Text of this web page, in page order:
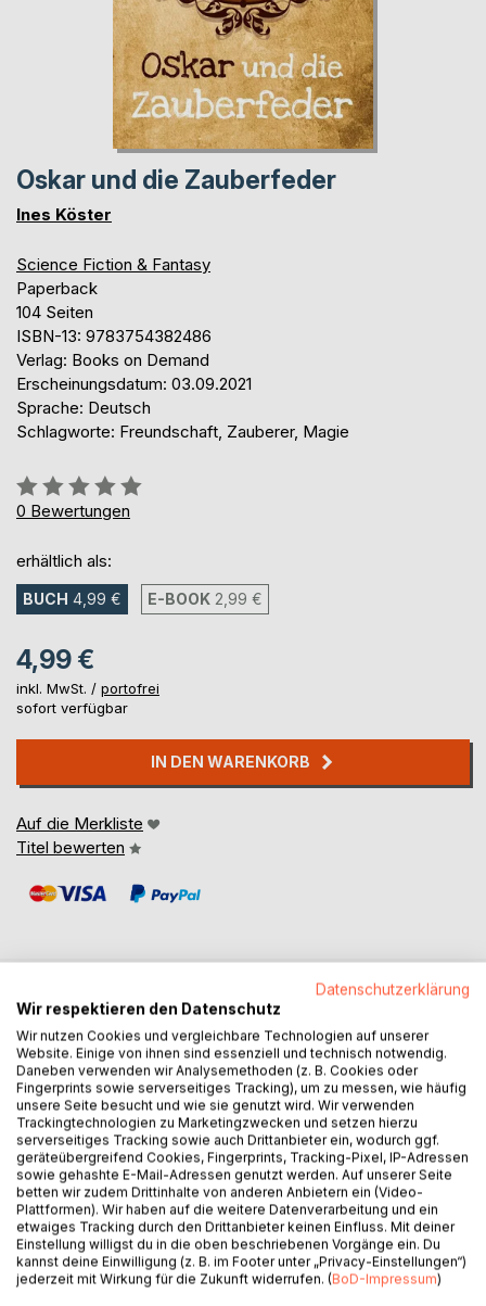
Oskar und die Zauberfeder
Ines Köster
Science Fiction & Fantasy
Paperback
104 Seiten
ISBN-13: 9783754382486
Verlag: Books on Demand
Erscheinungsdatum: 03.09.2021
Sprache: Deutsch
Schlagworte: Freundschaft, Zauberer, Magie
Bewertung::
0%
0 Bewertungen
erhältlich als:
BUCH 4,99 € E-BOOK 2,99 €
4,99 €
inkl. MwSt. / portofrei
sofort verfügbar
IN DEN WARENKORB
Auf die Merkliste
Titel bewerten
BESCHREIBUNG
Oskar erfährt nach seiner Rückkehr aus dem Winterurlaub,
dass seine Klassenkameradin Lea vermisst wird. Der
Zauberer Tarabassini redet ihm ein, dass nur er Lea finden
kann. Eines Tages landet der Zehnjährige unfreiwillig mit
dem Jeep seines Vaters in dem Land Hokuspokus.
Dort verwandelt eine Hexe Oskar in ein Schaf. Zum Glück
macht er die Bekanntschaft mit einem Einhorn, das ihm bei
der Suche nach Lea hilft. Die weiß gemusterte Feder aus
Tarabassinis Umhang, die der Viertklässler besitzt, hat
Zauberkräfte. Aber Oskar verliert sie auf der Reise durch
Datenschutzerklärung
Wir respektieren den Datenschutz
Wir nutzen Cookies und vergleichbare Technologien auf unserer
Website. Einige von ihnen sind essenziell und technisch notwendig.
Daneben verwenden wir Analysemethoden (z. B. Cookies oder
Fingerprints sowie serverseitiges Tracking), um zu messen, wie häufig
unsere Seite besucht und wie sie genutzt wird. Wir verwenden
Trackingtechnologien zu Marketingzwecken und setzen hierzu
serverseitiges Tracking sowie auch Drittanbieter ein, wodurch ggf.
geräteübergreifend Cookies, Fingerprints, Tracking-Pixel, IP-Adressen
sowie gehashte E-Mail-Adressen genutzt werden. Auf unserer Seite
betten wir zudem Drittinhalte von anderen Anbietern ein (Video-
Plattformen). Wir haben auf die weitere Datenverarbeitung und ein
etwaiges Tracking durch den Drittanbieter keinen Einfluss. Mit deiner
Einstellung willigst du in die oben beschriebenen Vorgänge ein. Du
kannst deine Einwilligung (z. B. im Footer unter „Privacy-Einstellungen“)
jederzeit mit Wirkung für die Zukunft widerrufen. (BoD-Impressum)